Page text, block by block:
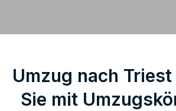
Umzug nach
Sie mit